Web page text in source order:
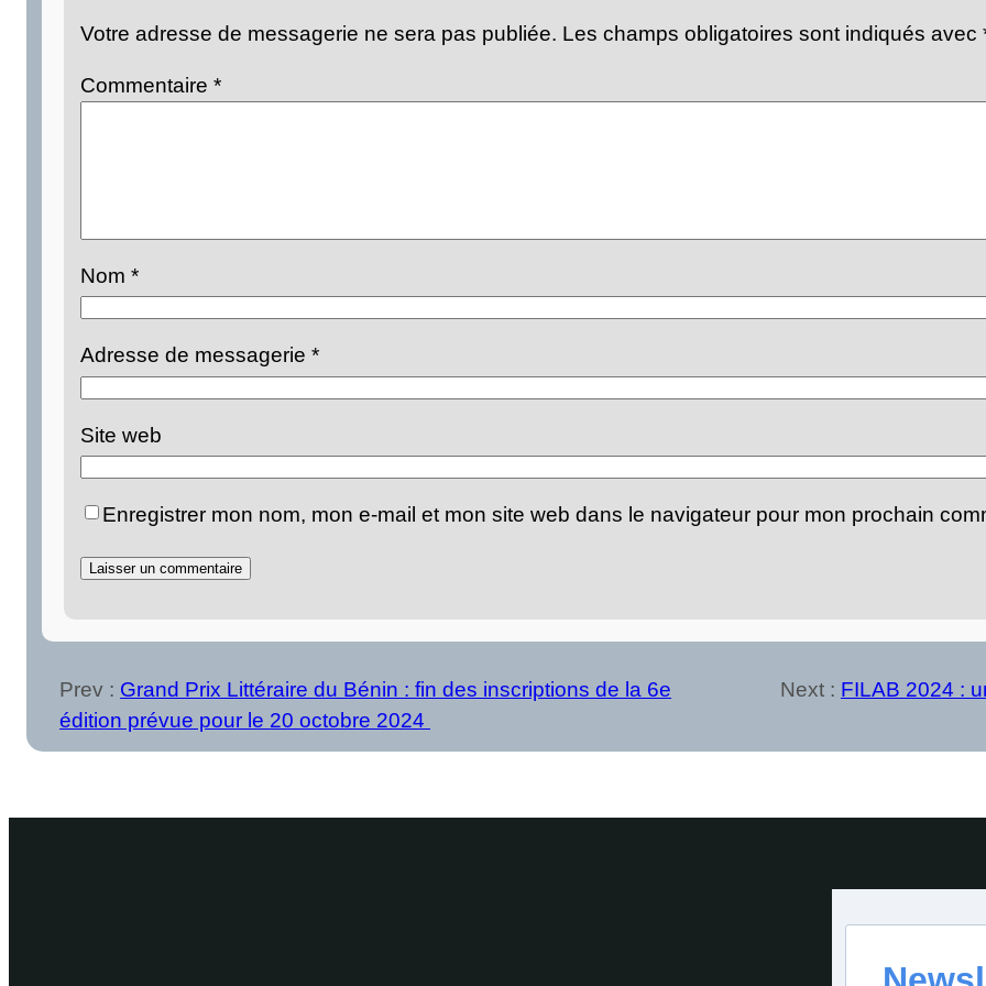
Votre adresse de messagerie ne sera pas publiée. Les champs obligatoires sont indiqués avec
Commentaire*
Nom*
Adresse de messagerie*
Site web
Enregistrer mon nom, mon e-mail et mon site web dans le navigateur pour mon prochain
Prev : Grand Prix Littéraire du Bénin : fin des inscriptions de la 6e
édition prévue pour le 20 octobre 2024
Next : FILAB 2024 :